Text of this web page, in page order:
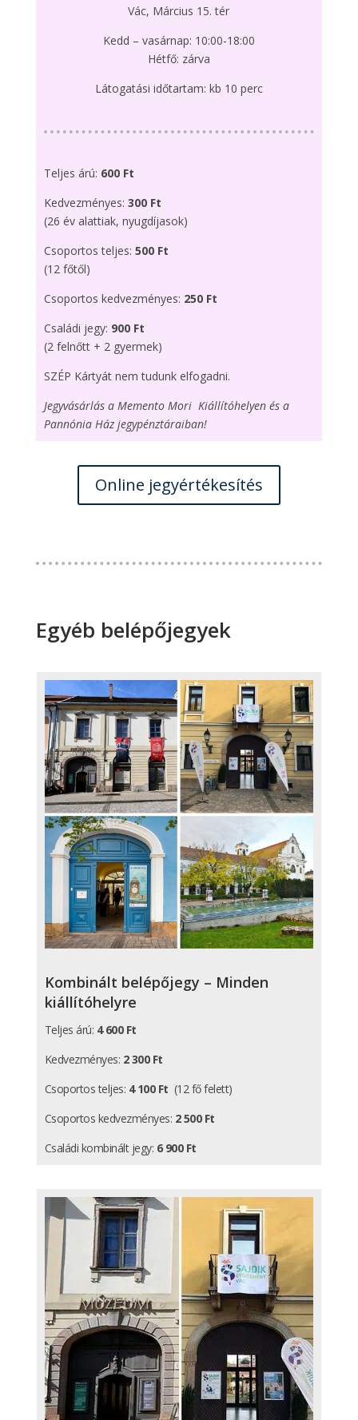
Vác, Március 15. tér
Kedd – vasárnap: 10:00-18:00
Hétfő: zárva
Látogatási időtartam: kb 10 perc
Teljes árú: 600 Ft
Kedvezményes: 300 Ft
(26 év alattiak, nyugdíjasok)
Csoportos teljes: 500 Ft
(12 főtől)
Csoportos kedvezményes: 250 Ft
Családi jegy: 900 Ft
(2 felnőtt + 2 gyermek)
SZÉP Kártyát nem tudunk elfogadni.
Jegyvásárlás a Memento Mori Kiállítóhelyen és a
Pannónia Ház jegypénztáraiban!
Online jegyértékesítés
Egyéb belépőjegyek
Kombinált belépőjegy – Minden
kiállítóhelyre
Teljes árú: 4 600 Ft
Kedvezményes: 2 300 Ft
Csoportos teljes: 4 100 Ft (12 fő felett)
Csoportos kedvezményes: 2 500 Ft
Családi kombinált jegy: 6 900 Ft